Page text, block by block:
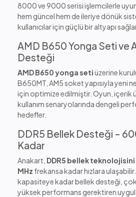
8000 ve 9000 serisi işlemcilerle
hem güncel hem de ileriye dönük
kullanıcılar için güçlü bir altyapı
AMD B650 Yonga Seti ve
Desteği
AMD B650 yonga setiüzerine
B650MT, AM5 soket yapısıyla yeni
için optimize edilmiştir. Oyun, içerik
kullanım senaryolarında dengeli
hedefler.
DDR5 Bellek Desteği –
Kadar
Anakart, DDR5 bellek teknolojisini
MHz frekansa kadar hızlara
kapasiteye kadar bellek desteği,
yüksek performans gerektiren